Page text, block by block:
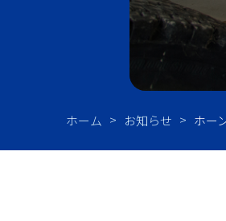
ホーム お知らせ ホー